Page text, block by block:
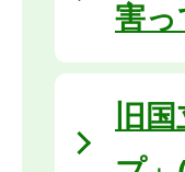
害っ
旧